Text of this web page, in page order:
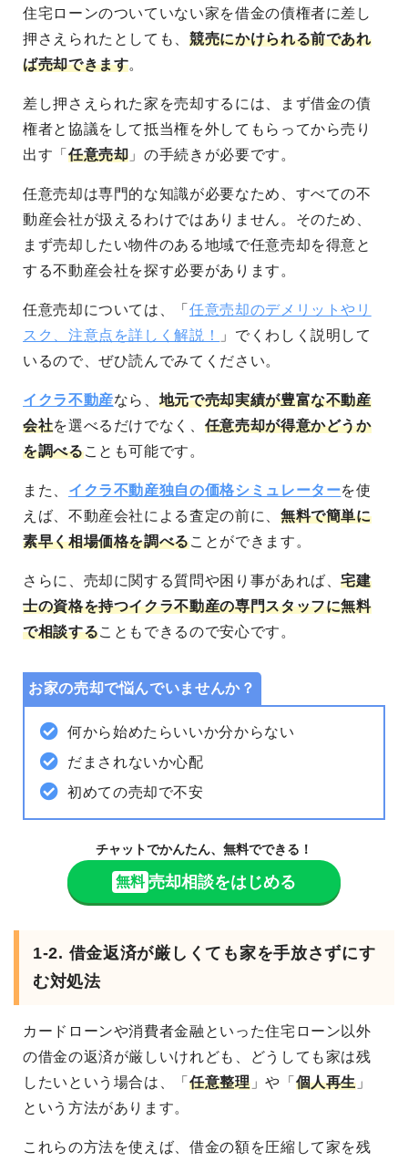
住宅ローンのついていない家を借金の債権者に差し
押さえられたとしても、競売にかけられる前であれ
ば売却できます。
差し押さえられた家を売却するには、まず借金の債
権者と協議をして抵当権を外してもらってから売り
出す「 任意売却 」の手続きが必要です。
任意売却は専門的な知識が必要なため、すべての不
動産会社が扱えるわけではありません。そのため、
まず売却したい物件のある地域で任意売却を得意と
する不動産会社を探す必要があります。
任意売却については、「任意売却のデメリットやリ
スク、注意点を詳しく解説！
」でくわしく説明して
いるので、ぜひ読んでみてください。
イクラ不動産なら、 地元で売却実績が豊富な不動産
会社を選べるだけでなく、 任意売却が得意かどうか
を調べることも可能です。
また、 イクラ不動産独自の価格シミュレーターを使
えば、不動産会社による査定の前に、 無料で簡単に
素早く相場価格を調べることができます。
さらに、売却に関する質問や困り事があれば、宅建
士の資格を持つイクラ不動産の専門スタッフに無料
で相談することもできるので安心です。
お家の売却で悩んでいませんか？
何から始めたらいいか分からない
だまされないか心配
初めての売却で不安
チャットでかんたん、無料でできる！
無料 売却相談をはじめる
1-2. 借金返済が厳しくても家を手放さずにす
む対処法
カードローンや消費者金融といった住宅ローン以外
の借金の返済が厳しいけれども、どうしても家は残
したいという場合は、「任意整理」や「 個人再生 」
という方法があります。
これらの方法を使えば、借金の額を圧縮して家を残